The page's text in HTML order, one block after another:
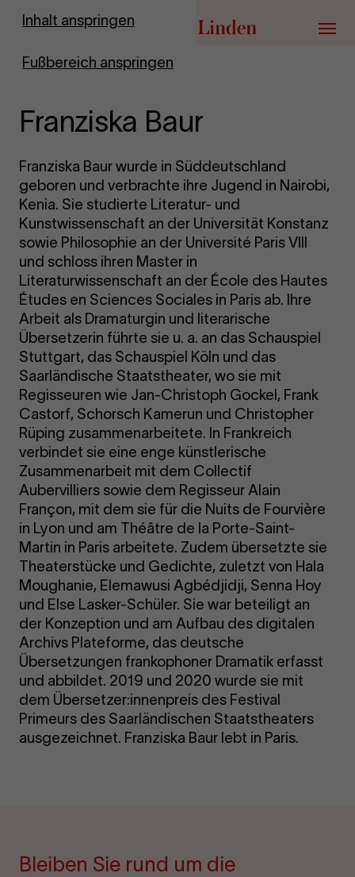
Inhalt anspringen
Fußbereich anspringen
Zur Startseite
Menü
Franziska Baur
Franziska Baur wurde in Süddeutschland
geboren und verbrachte ihre Jugend in Nairobi,
Kenia. Sie studierte Literatur- und
Kunstwissenschaft an der Universität Konstanz
sowie Philosophie an der Université Paris VIII
und schloss ihren Master in
Literaturwissenschaft an der École des Hautes
Études en Sciences Sociales in Paris ab. Ihre
Arbeit als Dramaturgin und literarische
Übersetzerin führte sie u. a. an das Schauspiel
Stuttgart, das Schauspiel Köln und das
Saarländische Staatstheater, wo sie mit
Regisseuren wie Jan-Christoph Gockel, Frank
Castorf, Schorsch Kamerun und Christopher
Rüping zusammenarbeitete. In Frankreich
verbindet sie eine enge künstlerische
Zusammenarbeit mit dem Collectif
Aubervilliers sowie dem Regisseur Alain
Françon, mit dem sie für die Nuits de Fourvière
in Lyon und am Théâtre de la Porte-Saint-
Martin in Paris arbeitete. Zudem übersetzte sie
Theaterstücke und Gedichte, zuletzt von Hala
Moughanie, Elemawusi Agbédjidji, Senna Hoy
und Else Lasker-Schüler. Sie war beteiligt an
der Konzeption und am Aufbau des digitalen
Archivs Plateforme, das deutsche
Übersetzungen frankophoner Dramatik erfasst
und abbildet. 2019 und 2020 wurde sie mit
dem Übersetzer:innenpreis des Festival
Primeurs des Saarländischen Staatstheaters
ausgezeichnet. Franziska Baur lebt in Paris.
Bleiben Sie rund um die